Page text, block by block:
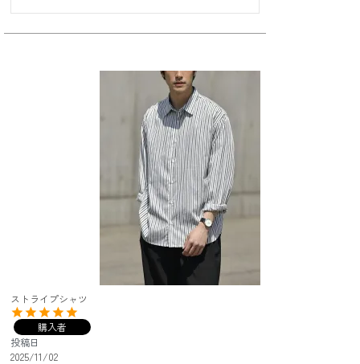
ストライプシャツ
購入者
投稿日
2025/11/02